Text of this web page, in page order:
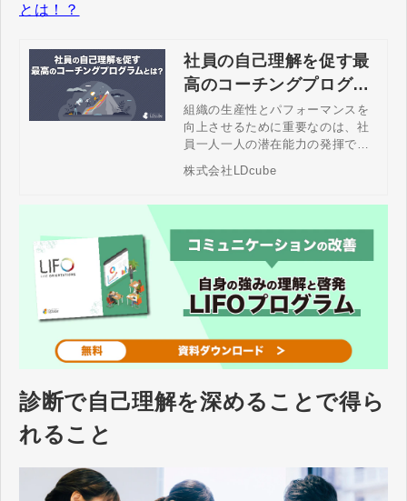
とは！？
社員の自己理解を促す最
高のコーチングプログラ
ムとは！？
組織の生産性とパフォーマンスを
向上させるために重要なのは、社
員一人一人の潜在能力の発揮で
員の自己理解を促すコーチング的
ログラムやそのやり方、自身の行
動特性を理解するLIFOメソッドに
ついて解説します。
株式会社LDcube
診断で自己理解を深めることで得ら
れること